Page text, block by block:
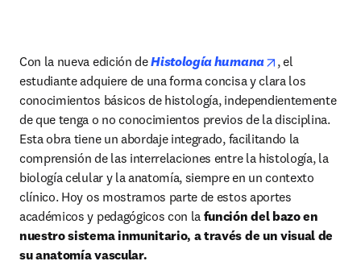
Con la nueva edición de Histología humana opens in new
, el
estudiante adquiere de una forma concisa y clara los
conocimientos básicos de histología, independientemente
de que tenga o no conocimientos previos de la disciplina.
Esta obra tiene un abordaje integrado, facilitando la
comprensión de las interrelaciones entre la histología, la
biología celular y la anatomía, siempre en un contexto
clínico. Hoy os mostramos parte de estos aportes
académicos y pedagógicos con la función del bazo en
nuestro sistema inmunitario, a través de un visual de
su anatomía vascular.